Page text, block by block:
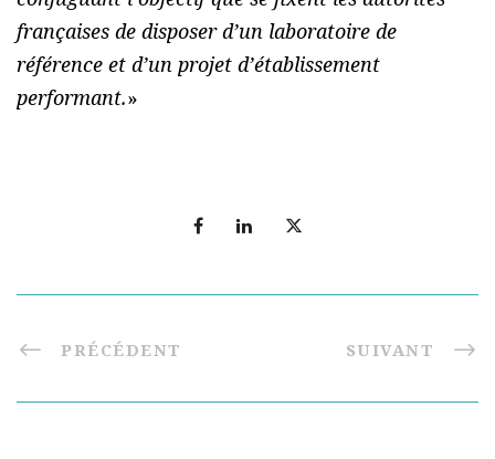
françaises de disposer d’un laboratoire de
référence et d’un projet d’établissement
performant.»
PRÉCÉDENT SUIVANT